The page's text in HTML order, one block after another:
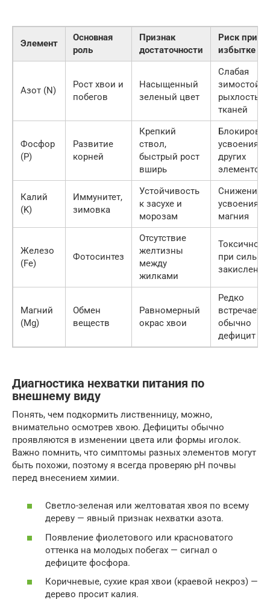
Элемент
Основная
роль
Признак
достаточности
Риск при
избытке
Азот (N)
Рост хвои и
побегов
Насыщенный
зеленый цвет
Слабая
рыхлость
тканей
Фосфор
(P)
Развитие
корней
Крепкий
ствол,
быстрый рост
вширь
Блокировка
усвоения
других
элементов
Калий
(K)
Иммунитет,
зимовка
Устойчивость
к засухе и
морозам
Снижение
усвоения
магния
Железо
(Fe)
Фотосинтез
Отсутствие
желтизны
между
жилками
при
закислении
Магний
(Mg)
Обмен
веществ
Равномерный
окрас хвои
Редко
обычно
дефицит
Диагностика нехватки питания по
внешнему виду
Понять, чем подкормить лиственницу, можно,
внимательно осмотрев хвою. Дефициты обычно
проявляются в изменении цвета или формы иголок.
Важно помнить, что симптомы разных элементов могут
быть похожи, поэтому я всегда проверяю pH почвы
перед внесением химии.
Светло-зеленая или желтоватая хвоя по всему
дереву — явный признак нехватки азота.
Появление фиолетового или красноватого
оттенка на молодых побегах — сигнал о
дефиците фосфора.
Коричневые, сухие края хвои (краевой некроз) —
дерево просит калия.